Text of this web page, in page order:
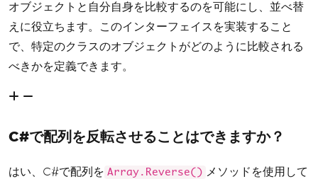
オブジェクトと自分自身を比較するのを可能にし、並べ替
えに役立ちます。このインターフェイスを実装すること
で、特定のクラスのオブジェクトがどのように比較される
べきかを定義できます。
C#で配列を反転させることはできますか？
はい、C#で配列を Array.Reverse() メソッドを使用して